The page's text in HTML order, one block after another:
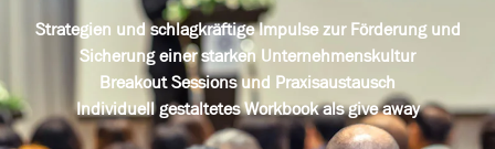
Strategien und schlagkräftige Impulse zur Förderung und
Sicherung einer starken Unternehmenskultur
Breakout Sessions und Praxisaustausch
Individuell gestaltetes Workbook als give away